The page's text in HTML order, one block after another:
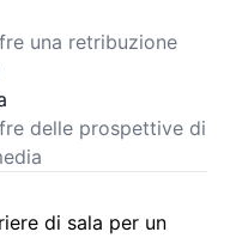
una retribuzione
delle prospettive di
di sala per un